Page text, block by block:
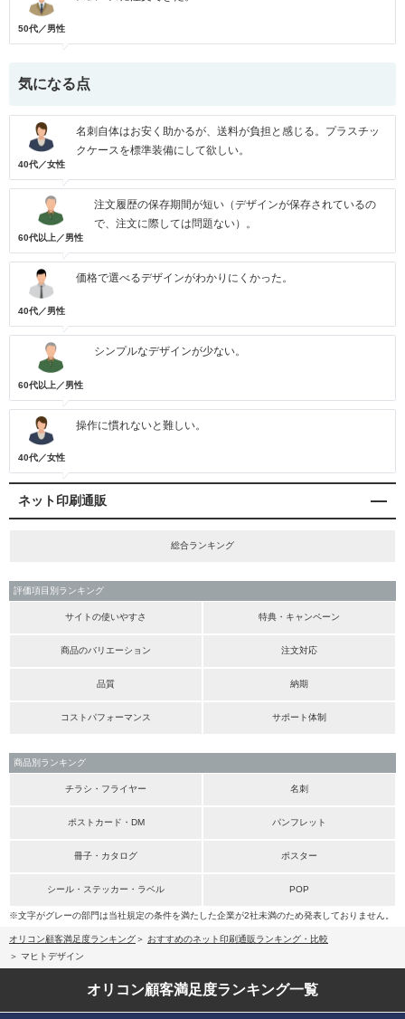
50代／男性
気になる点
40代／女性
名刺自体はお安く助かるが、送料が負担と感じる。プラスチッ
クケースを標準装備にして欲しい。
60代以上／男性
注文履歴の保存期間が短い（デザインが保存されているの
で、注文に際しては問題ない）。
40代／男性
価格で選べるデザインがわかりにくかった。
60代以上／男性
シンプルなデザインが少ない。
40代／女性
操作に慣れないと難しい。
ネット印刷通販
総合ランキング
評価項目別ランキング
サイトの使いやすさ 特典・キャンペーン
商品のバリエーション 注文対応
品質 納期
コストパフォーマンス サポート体制
商品別ランキング
チラシ・フライヤー 名刺
ポストカード・DM パンフレット
冊子・カタログ ポスター
シール・ステッカー・ラベル POP
※文字がグレーの部門は当社規定の条件を満たした企業が2社未満のため発表しておりません。
オリコン顧客満足度ランキング
おすすめのネット印刷通販ランキング・比較
マヒトデザイン
オリコン顧客満足度ランキング一覧